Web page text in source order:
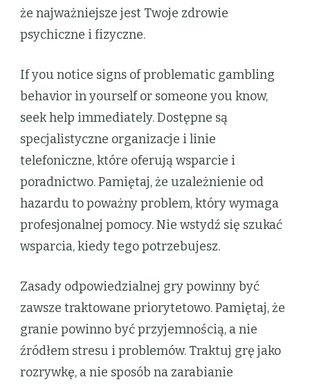
że najważniejsze jest Twoje zdrowie
psychiczne i fizyczne.
If you notice signs of problematic gambling
behavior in yourself or someone you know,
seek help immediately. Dostępne są
specjalistyczne organizacje i linie
telefoniczne, które oferują wsparcie i
poradnictwo. Pamiętaj, że uzależnienie od
hazardu to poważny problem, który wymaga
profesjonalnej pomocy. Nie wstydź się szukać
wsparcia, kiedy tego potrzebujesz.
Zasady odpowiedzialnej gry powinny być
zawsze traktowane priorytetowo. Pamiętaj, że
granie powinno być przyjemnością, a nie
źródłem stresu i problemów. Traktuj grę jako
rozrywkę, a nie sposób na zarabianie